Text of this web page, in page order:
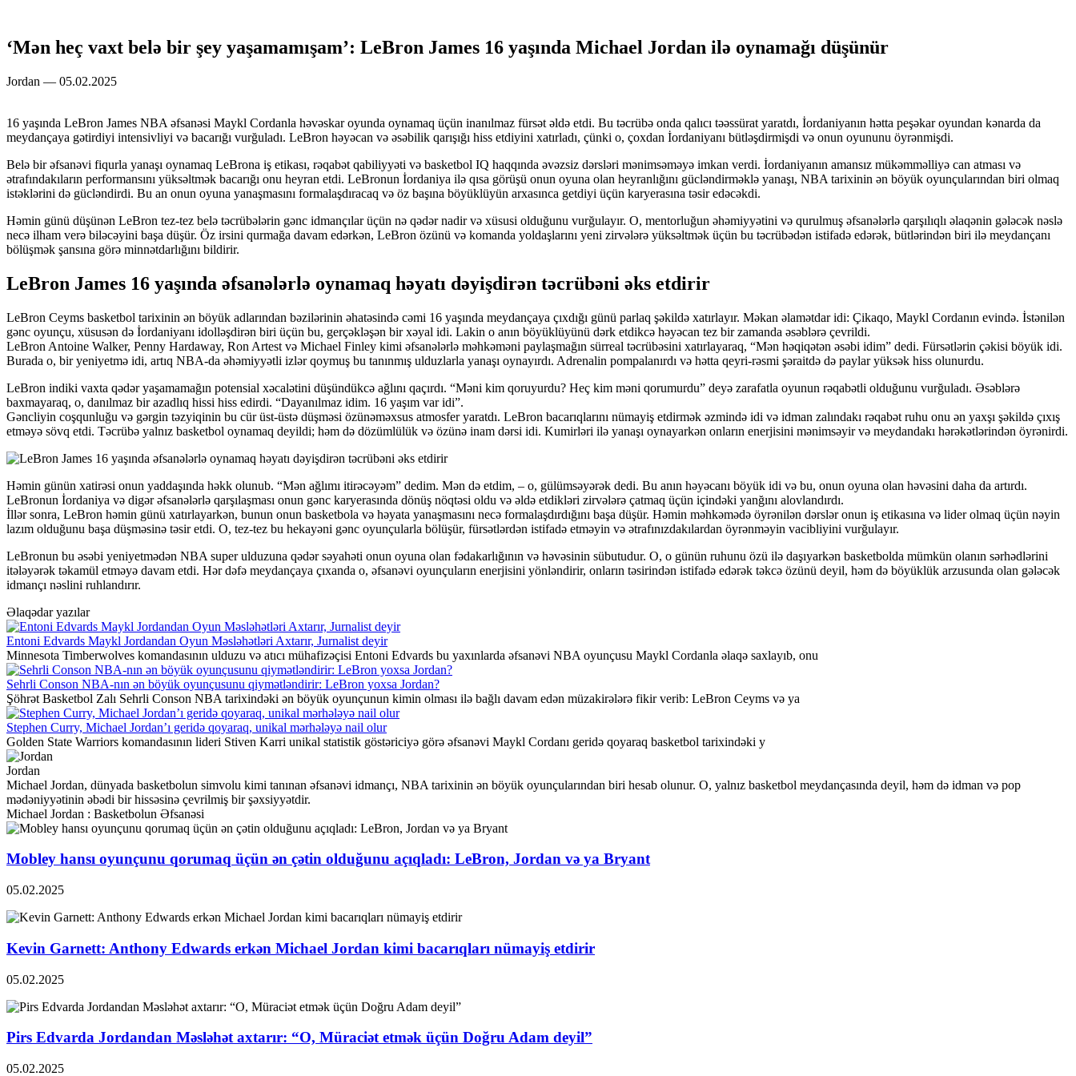
‘Mən heç vaxt belə bir şey yaşamamışam’: LeBron James 16 yaşında Michael Jordan ilə oynamağı düşünür
Jordan — 05.02.2025
16 yaşında LeBron James NBA əfsanəsi Maykl Cordanla həvəskar oyunda oynamaq üçün inanılmaz fürsət əldə etdi. Bu təcrübə onda qalıcı təəssürat yaratdı, İordaniyanın hətta peşəkar oyundan kənarda da
meydançaya gətirdiyi intensivliyi və bacarığı vurğuladı. LeBron həyəcan və əsəbilik qarışığı hiss etdiyini xatırladı, çünki o, çoxdan İordaniyanı bütləşdirmişdi və onun oyununu öyrənmişdi.
Belə bir əfsanəvi fiqurla yanaşı oynamaq LeBrona iş etikası, rəqabət qabiliyyəti və basketbol IQ haqqında əvəzsiz dərsləri mənimsəməyə imkan verdi. İordaniyanın amansız mükəmməlliyə can atması və
ətrafındakıların performansını yüksəltmək bacarığı onu heyran etdi. LeBronun İordaniya ilə qısa görüşü onun oyuna olan heyranlığını gücləndirməklə yanaşı, NBA tarixinin ən böyük oyunçularından biri olmaq
istəklərini də gücləndirdi. Bu an onun oyuna yanaşmasını formalaşdıracaq və öz başına böyüklüyün arxasınca getdiyi üçün karyerasına təsir edəcəkdi.
Həmin günü düşünən LeBron tez-tez belə təcrübələrin gənc idmançılar üçün nə qədər nadir və xüsusi olduğunu vurğulayır. O, mentorluğun əhəmiyyətini və qurulmuş əfsanələrlə qarşılıqlı əlaqənin gələcək nəslə
necə ilham verə biləcəyini başa düşür. Öz irsini qurmağa davam edərkən, LeBron özünü və komanda yoldaşlarını yeni zirvələrə yüksəltmək üçün bu təcrübədən istifadə edərək, bütlərindən biri ilə meydançanı
bölüşmək şansına görə minnətdarlığını bildirir.
LeBron James 16 yaşında əfsanələrlə oynamaq həyatı dəyişdirən təcrübəni əks etdirir
LeBron Ceyms basketbol tarixinin ən böyük adlarından bəzilərinin əhatəsində cəmi 16 yaşında meydançaya çıxdığı günü parlaq şəkildə xatırlayır. Məkan əlamətdar idi: Çikaqo, Maykl Cordanın evində. İstənilən
gənc oyunçu, xüsusən də İordaniyanı idolləşdirən biri üçün bu, gerçəkləşən bir xəyal idi. Lakin o anın böyüklüyünü dərk etdikcə həyəcan tez bir zamanda əsəblərə çevrildi.
LeBron Antoine Walker, Penny Hardaway, Ron Artest və Michael Finley kimi əfsanələrlə məhkəməni paylaşmağın sürreal təcrübəsini xatırlayaraq, “Mən həqiqətən əsəbi idim” dedi. Fürsətlərin çəkisi böyük idi.
Burada o, bir yeniyetmə idi, artıq NBA-da əhəmiyyətli izlər qoymuş bu tanınmış ulduzlarla yanaşı oynayırdı. Adrenalin pompalanırdı və hətta qeyri-rəsmi şəraitdə də paylar yüksək hiss olunurdu.
LeBron indiki vaxta qədər yaşamamağın potensial xəcalətini düşündükcə ağlını qaçırdı. “Məni kim qoruyurdu? Heç kim məni qorumurdu” deyə zarafatla oyunun rəqabətli olduğunu vurğuladı. Əsəblərə
baxmayaraq, o, danılmaz bir azadlıq hissi hiss edirdi. “Dayanılmaz idim. 16 yaşım var idi”.
Gəncliyin coşqunluğu və gərgin təzyiqinin bu cür üst-üstə düşməsi özünəməxsus atmosfer yaratdı. LeBron bacarıqlarını nümayiş etdirmək əzmində idi və idman zalındakı rəqabət ruhu onu ən yaxşı şəkildə çıxış
etməyə sövq etdi. Təcrübə yalnız basketbol oynamaq deyildi; həm də dözümlülük və özünə inam dərsi idi. Kumirləri ilə yanaşı oynayarkən onların enerjisini mənimsəyir və meydandakı hərəkətlərindən öyrənirdi.
Həmin günün xatirəsi onun yaddaşında həkk olunub. “Mən ağlımı itirəcəyəm” dedim. Mən də etdim, – o, gülümsəyərək dedi. Bu anın həyəcanı böyük idi və bu, onun oyuna olan həvəsini daha da artırdı.
LeBronun İordaniya və digər əfsanələrlə qarşılaşması onun gənc karyerasında dönüş nöqtəsi oldu və əldə etdikləri zirvələrə çatmaq üçün içindəki yanğını alovlandırdı.
İllər sonra, LeBron həmin günü xatırlayarkən, bunun onun basketbola və həyata yanaşmasını necə formalaşdırdığını başa düşür. Həmin məhkəmədə öyrənilən dərslər onun iş etikasına və lider olmaq üçün nəyin
lazım olduğunu başa düşməsinə təsir etdi. O, tez-tez bu hekayəni gənc oyunçularla bölüşür, fürsətlərdən istifadə etməyin və ətrafınızdakılardan öyrənməyin vacibliyini vurğulayır.
LeBronun bu əsəbi yeniyetmədən NBA super ulduzuna qədər səyahəti onun oyuna olan fədakarlığının və həvəsinin sübutudur. O, o günün ruhunu özü ilə daşıyarkən basketbolda mümkün olanın sərhədlərini
itələyərək təkamül etməyə davam etdi. Hər dəfə meydançaya çıxanda o, əfsanəvi oyunçuların enerjisini yönləndirir, onların təsirindən istifadə edərək təkcə özünü deyil, həm də böyüklük arzusunda olan gələcək
idmançı nəslini ruhlandırır.
Əlaqədar yazılar
Entoni Edvards Maykl Jordandan Oyun Məsləhətləri Axtarır, Jurnalist deyir
Minnesota Timberwolves komandasının ulduzu və atıcı mühafizəçisi Entoni Edvards bu yaxınlarda əfsanəvi NBA oyunçusu Maykl Cordanla əlaqə saxlayıb, onu
Sehrli Conson NBA-nın ən böyük oyunçusunu qiymətləndirir: LeBron yoxsa Jordan?
Şöhrət Basketbol Zalı Sehrli Conson NBA tarixindəki ən böyük oyunçunun kimin olması ilə bağlı davam edən müzakirələrə fikir verib: LeBron Ceyms və ya
Stephen Curry, Michael Jordan’ı geridə qoyaraq, unikal mərhələyə nail olur
Golden State Warriors komandasının lideri Stiven Karri unikal statistik göstəriciyə görə əfsanəvi Maykl Cordanı geridə qoyaraq basketbol tarixindəki y
Jordan
Michael Jordan, dünyada basketbolun simvolu kimi tanınan əfsanəvi idmançı, NBA tarixinin ən böyük oyunçularından biri hesab olunur. O, yalnız basketbol meydançasında deyil, həm də idman və pop
mədəniyyətinin əbədi bir hissəsinə çevrilmiş bir şəxsiyyətdir.
Michael Jordan : Basketbolun Əfsanəsi
Mobley hansı oyunçunu qorumaq üçün ən çətin olduğunu açıqladı: LeBron, Jordan və ya Bryant
05.02.2025
Kevin Garnett: Anthony Edwards erkən Michael Jordan kimi bacarıqları nümayiş etdirir
05.02.2025
Pirs Edvarda Jordandan Məsləhət axtarır: “O, Müraciət etmək üçün Doğru Adam deyil”
05.02.2025